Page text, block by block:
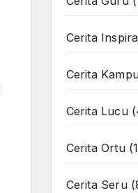
Cerita
Cerita
Cerita Lucu
Cerita Ortu
Cerita Seru